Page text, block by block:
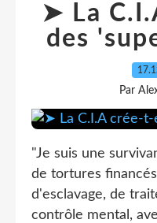
➤ La
des
Par
"Je suis une
de tortures
d'esclavage, de
contrôle mental,